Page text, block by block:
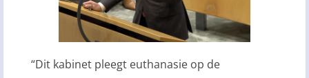
“Dit kabinet pleegt euthanasie op de